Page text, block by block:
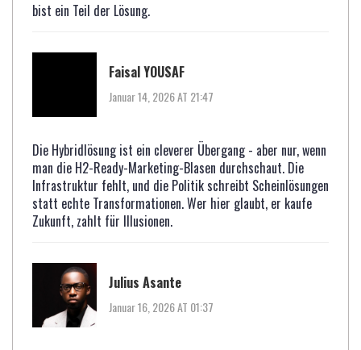
bist ein Teil der Lösung.
Faisal YOUSAF
Januar 14, 2026 AT 21:47
Die Hybridlösung ist ein cleverer Übergang - aber nur, wenn
man die H2-Ready-Marketing-Blasen durchschaut. Die
Infrastruktur fehlt, und die Politik schreibt Scheinlösungen
statt echte Transformationen. Wer hier glaubt, er kaufe
Zukunft, zahlt für Illusionen.
Julius Asante
Januar 16, 2026 AT 01:37